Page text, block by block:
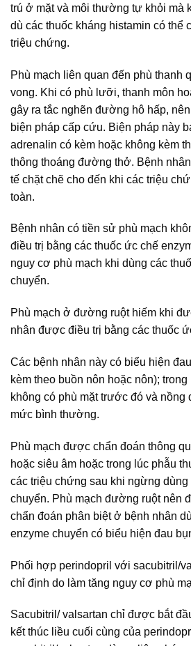
trú ở mặt và môi thường tự khỏi mà
dù các thuốc kháng histamin có thể
triệu chứng.
Phù mạch liên quan đến phù thanh
vong. Khi có phù lưỡi, thanh môn
gây ra tắc nghẽn đường hô hấp,
biện pháp cấp cứu. Biện pháp này
adrenalin có kèm hoặc không kèm
thông thoáng đường thở. Bệnh
tế chặt chẽ cho đến khi các triệu
toàn.
Bệnh nhân có tiền sử phù mạch
điều trị bằng các thuốc ức chế
nguy cơ phù mạch khi dùng các
chuyển.
Phù mạch ở đường ruột hiếm khi
nhân được điều trị bằng các thuốc
Các bệnh nhân này có biểu hiện
kèm theo buồn nôn hoặc nôn);
không có phù mặt trước đó và nồng
mức bình thường.
Phù mạch được chẩn đoán thông
hoặc siêu âm hoặc trong lúc phẫu
các triệu chứng sau khi ngừng
chuyển. Phù mạch đường ruột nên
chẩn đoán phân biệt ở bệnh nhân
enzyme chuyển có biểu hiện đau
Phối hợp perindopril với sacubitril/
chỉ định do làm tăng nguy cơ phù
Sacubitril/ valsartan chỉ được bắt
kết thúc liều cuối cùng của